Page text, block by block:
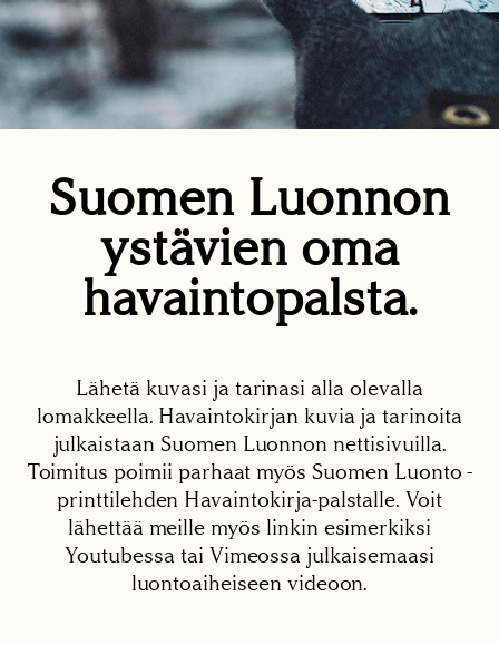
Suomen Luonnon
ystävien oma
havaintopalsta.
Lähetä kuvasi ja tarinasi alla olevalla
lomakkeella. Havaintokirjan kuvia ja tarinoita
julkaistaan Suomen Luonnon nettisivuilla.
Toimitus poimii parhaat myös Suomen Luonto -
printtilehden Havaintokirja-palstalle. Voit
lähettää meille myös linkin esimerkiksi
Youtubessa tai Vimeossa julkaisemaasi
luontoaiheiseen videoon.